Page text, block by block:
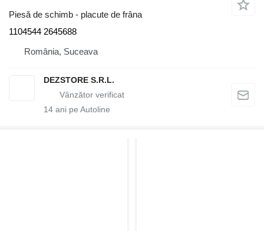
Piesă de schimb - placute de frâna
1104544 2645688
România, Suceava
DEZSTORE S.R.L.
14 ani pe Autoline